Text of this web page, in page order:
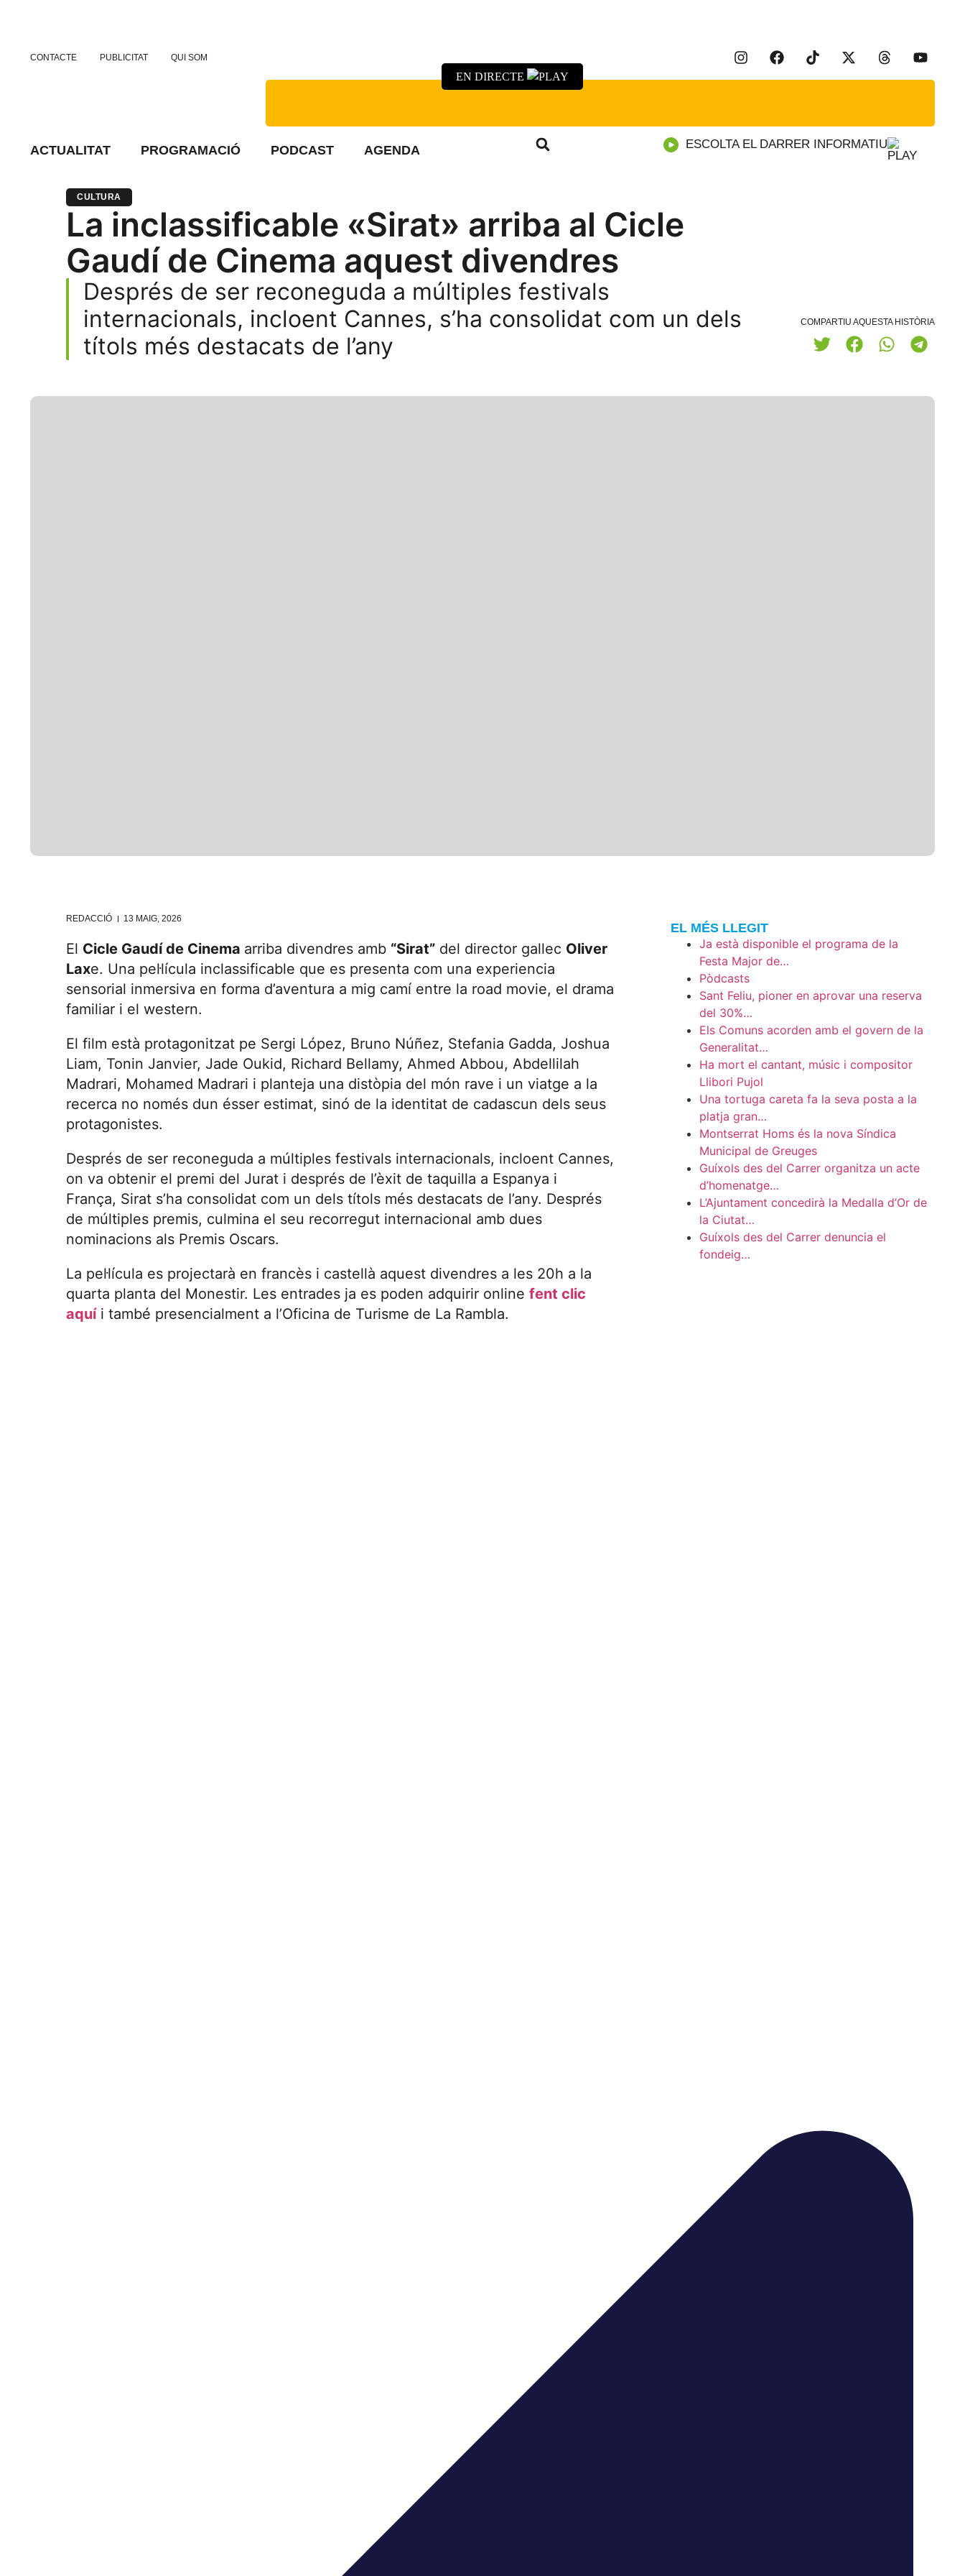
CONTACTE PUBLICITAT QUI SOM
EN DIRECTE
ACTUALITAT PROGRAMACIÓ PODCAST AGENDA ESCOLTA EL DARRER INFORMATIU
CULTURA
La inclassificable «Sirat» arriba al Cicle
Gaudí de Cinema aquest divendres
Després de ser reconeguda a múltiples festivals
internacionals, incloent Cannes, s’ha consolidat com un dels
títols més destacats de l’any
COMPARTIU AQUESTA HISTÒRIA
REDACCIÓ 13 MAIG, 2026
El Cicle Gaudí de Cinema arriba divendres amb “Sirat” del director gallec Oliver
Laxe. Una pel·lícula inclassificable que es presenta com una experiencia
sensorial inmersiva en forma d’aventura a mig camí entre la road movie, el drama
familiar i el western.
El film està protagonitzat pe Sergi López, Bruno Núñez, Stefania Gadda, Joshua
Liam, Tonin Janvier, Jade Oukid, Richard Bellamy, Ahmed Abbou, Abdellilah
Madrari, Mohamed Madrari i planteja una distòpia del món rave i un viatge a la
recerca no només dun ésser estimat, sinó de la identitat de cadascun dels seus
protagonistes.
Després de ser reconeguda a múltiples festivals internacionals, incloent Cannes,
on va obtenir el premi del Jurat i després de l’èxit de taquilla a Espanya i
França, Sirat s’ha consolidat com un dels títols més destacats de l’any. Després
de múltiples premis, culmina el seu recorregut internacional amb dues
nominacions als Premis Oscars.
La pel·lícula es projectarà en francès i castellà aquest divendres a les 20h a la
quarta planta del Monestir. Les entrades ja es poden adquirir online fent clic
aquí i també presencialment a l’Oficina de Turisme de La Rambla.
EL MÉS LLEGIT
Ja està disponible el programa de la
Festa Major de…
Pòdcasts
Sant Feliu, pioner en aprovar una reserva
del 30%…
Els Comuns acorden amb el govern de la
Generalitat…
Ha mort el cantant, músic i compositor
Llibori Pujol
Una tortuga careta fa la seva posta a la
platja gran…
Montserrat Homs és la nova Síndica
Municipal de Greuges
Guíxols des del Carrer organitza un acte
d’homenatge…
L’Ajuntament concedirà la Medalla d’Or de
la Ciutat…
Guíxols des del Carrer denuncia el
fondeig…